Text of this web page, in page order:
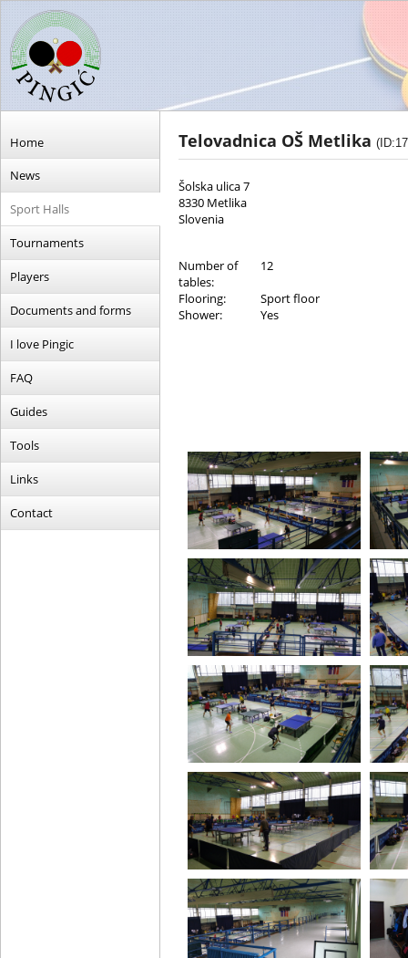
Home
News
Sport Halls
Tournaments
Players
Documents and forms
I love Pingic
FAQ
Guides
Tools
Links
Contact
Telovadnica OŠ Metlika
Šolska ulica 7
8330 Metlika
Slovenia
Number of
tables:
12
Flooring:
Sport floor
Shower:
Yes